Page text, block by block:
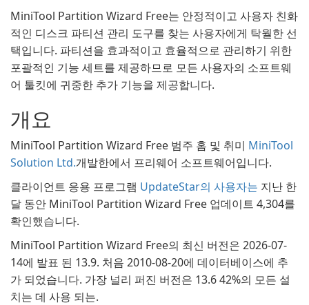
MiniTool Partition Wizard Free는 안정적이고 사용자 친화
적인 디스크 파티션 관리 도구를 찾는 사용자에게 탁월한 선
택입니다. 파티션을 효과적이고 효율적으로 관리하기 위한
포괄적인 기능 세트를 제공하므로 모든 사용자의 소프트웨
어 툴킷에 귀중한 추가 기능을 제공합니다.
개요
MiniTool Partition Wizard Free 범주 홈 및 취미 MiniTool
Solution Ltd.개발한에서 프리웨어 소프트웨어입니다.
클라이언트 응용 프로그램 UpdateStar의 사용자는 지난 한
달 동안 MiniTool Partition Wizard Free 업데이트 4,304를
확인했습니다.
MiniTool Partition Wizard Free의 최신 버전은 2026-07-
14에 발표 된 13.9. 처음 2010-08-20에 데이터베이스에 추
가 되었습니다. 가장 널리 퍼진 버전은 13.6 42%의 모든 설
치는 데 사용 되는.